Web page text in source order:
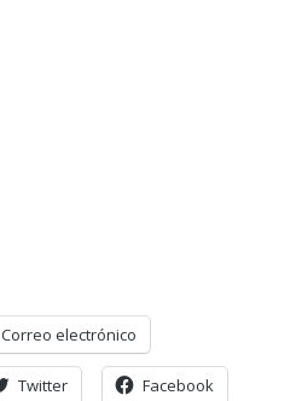
Correo electrónico
Twitter Facebook